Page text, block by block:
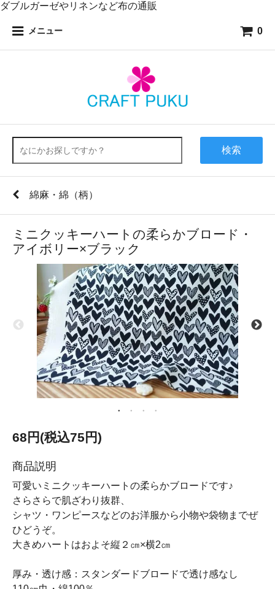
ダブルガーゼやリネンなど布の通販
メニュー 0
検索
綿麻・綿（柄）
ミニクッキーハートの柔らかブロード・
アイボリー×ブラック
68円(税込75円)
商品説明
可愛いミニクッキーハートの柔らかブロードです♪
さらさらで肌ざわり抜群、
シャツ・ワンピースなどのお洋服から小物や袋物までぜ
ひどうぞ。
大きめハートはおよそ縦２㎝×横2㎝
厚み・透け感：スタンダードブロードで透け感なし